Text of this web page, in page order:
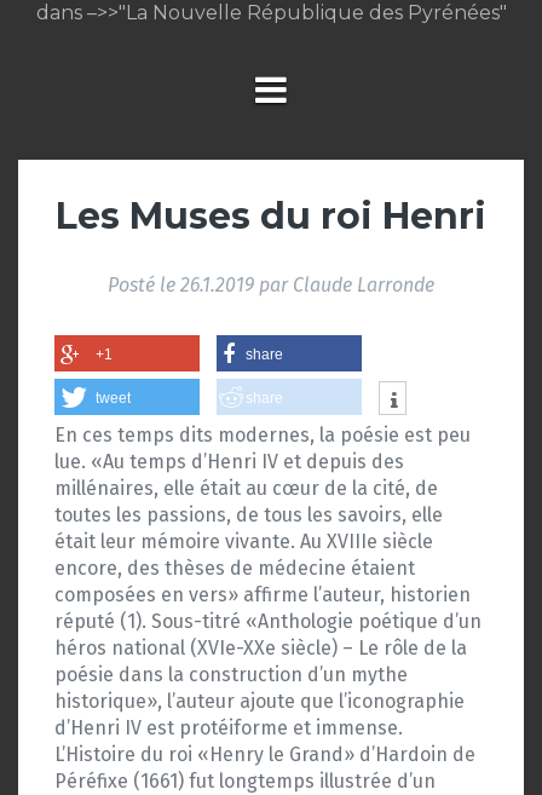
dans –>>"La Nouvelle République des Pyrénées"
Les Muses du roi Henri
Posté le 26.1.2019 par Claude Larronde
+1 share
tweet share
En ces temps dits modernes, la poésie est peu
lue. «Au temps d’Henri IV et depuis des
millénaires, elle était au cœur de la cité, de
toutes les passions, de tous les savoirs, elle
était leur mémoire vivante. Au XVIIIe siècle
encore, des thèses de médecine étaient
composées en vers» affirme l’auteur, historien
réputé (1). Sous-titré «Anthologie poétique d’un
héros national (XVIe-XXe siècle) – Le rôle de la
poésie dans la construction d’un mythe
historique», l’auteur ajoute que l’iconographie
d’Henri IV est protéiforme et immense.
L’Histoire du roi «Henry le Grand» d’Hardoin de
Péréfixe (1661) fut longtemps illustrée d’un